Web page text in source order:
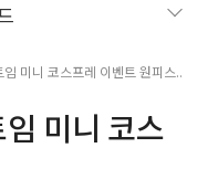
립
미니 코스프레 이벤트 원피스..
미니 코스